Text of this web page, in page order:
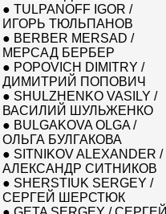
● TULPANOFF IGOR /
ИГОРЬ ТЮЛЬПАНОВ
● BERBER MERSAD /
МЕРСАД БЕРБЕР
● POPOVICH DIMITRY /
ДИМИТРИЙ ПОПОВИЧ
● SHULZHENKO VASILY /
ВАСИЛИЙ ШУЛЬЖЕНКО
● BULGAKOVA OLGA /
ОЛЬГА БУЛГАКОВА
● SITNIKOV ALEXANDER /
АЛЕКСАНДР СИТНИКОВ
● SHERSTIUK SERGEY /
СЕРГЕЙ ШЕРСТЮК